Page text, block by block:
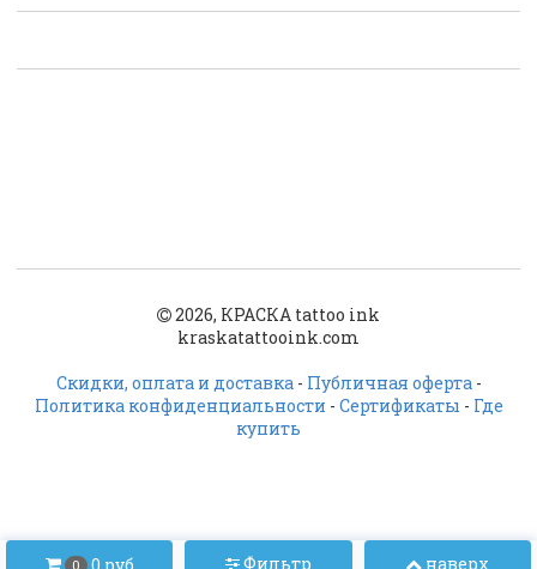
2026, КРАСКА tattoo ink
kraskatattooink.com
Скидки, оплата и доставка - Публичная оферта -
Политика конфиденциальности - Сертификаты - Где
купить
0 Фильтр наверх